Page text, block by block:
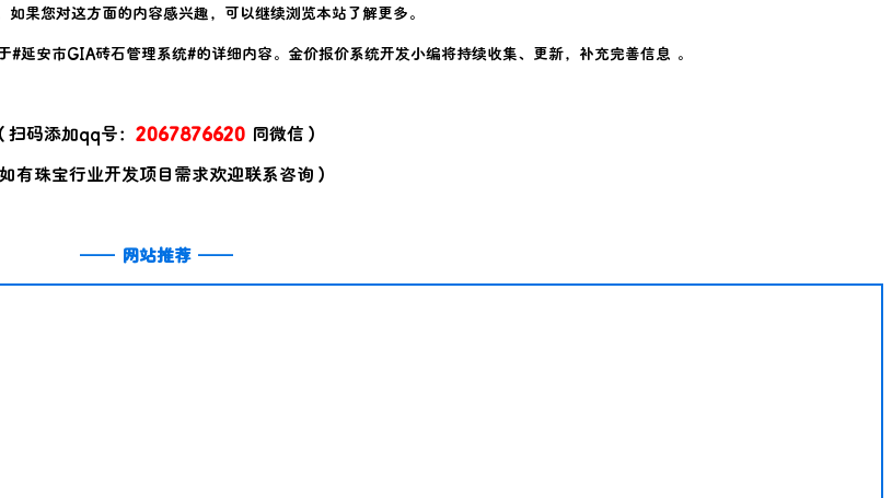
如果您对这方面的内容感兴趣，可以继续浏览本站了解更多。
#延安市GIA砖石管理系统#的详细内容。金价报价系统开发小编将持续收集、更新，补充完善信息 。
（扫码添加qq号： 2067876620 同微信）
如有珠宝行业开发项目需求欢迎联系咨询）
—— 网站推荐 ——